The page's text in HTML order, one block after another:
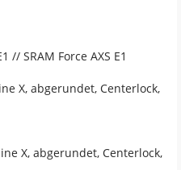
// SRAM Force AXS E1
X, abgerundet, Centerlock,
X, abgerundet, Centerlock,